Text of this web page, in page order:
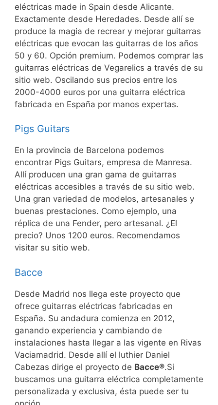
eléctricas made in Spain desde Alicante.
Exactamente desde Heredades. Desde allí se
produce la magia de recrear y mejorar guitarras
eléctricas que evocan las guitarras de los años
50 y 60. Opción premium. Podemos comprar las
guitarras eléctricas de Vegarelics a través de su
sitio web. Oscilando sus precios entre los
2000-4000 euros por una guitarra eléctrica
fabricada en España por manos expertas.
Pigs Guitars
En la provincia de Barcelona podemos
encontrar Pigs Guitars, empresa de Manresa.
Allí producen una gran gama de guitarras
eléctricas accesibles a través de su sitio web.
Una gran variedad de modelos, artesanales y
buenas prestaciones. Como ejemplo, una
réplica de una Fender, pero artesanal. ¿El
precio? Unos 1200 euros. Recomendamos
visitar su sitio web.
Bacce
Desde Madrid nos llega este proyecto que
ofrece guitarras eléctricas fabricadas en
España. Su andadura comienza en 2012,
ganando experiencia y cambiando de
instalaciones hasta llegar a las vigente en Rivas
Vaciamadrid. Desde allí el luthier Daniel
Cabezas dirige el proyecto de Bacce®.Si
buscamos una guitarra eléctrica completamente
personalizada y exclusiva, ésta puede ser tu